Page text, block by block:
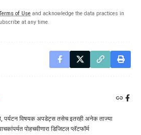
of Use and acknowledge the data practices in
at any time.
पर्यटन विषयक अपडेट्स तसेच इतरही अनेक ताज्या
पोहचवीणारा डिजिटल प्लॅटफॉर्म